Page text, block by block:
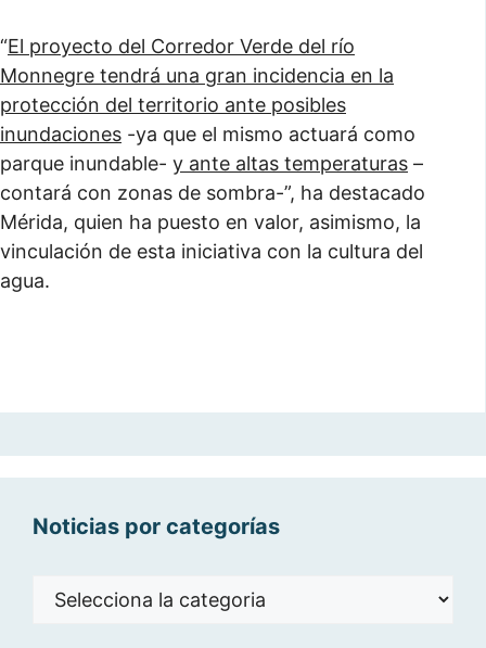
“El proyecto del Corredor Verde del río
Monnegre tendrá una gran incidencia en la
protección del territorio ante posibles
inundaciones -ya que el mismo actuará como
parque inundable- y ante altas temperaturas –
contará con zonas de sombra-”, ha destacado
Mérida, quien ha puesto en valor, asimismo, la
vinculación de esta iniciativa con la cultura del
agua.
Noticias por categorías
Noticias